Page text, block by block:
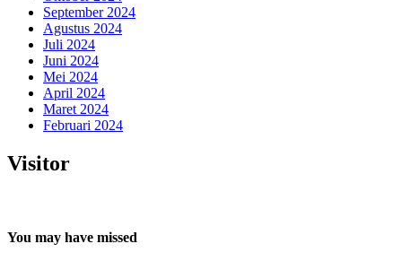
September 2024
Agustus 2024
Juli 2024
Juni 2024
Mei 2024
April 2024
Maret 2024
Februari 2024
Visitor
You may have missed